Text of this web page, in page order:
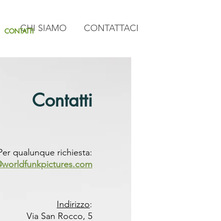
CONTATTICHI SIAMO CONTATTACI
Contatti
qualunque richiesta:
Indirizzo:
Via San Rocco, 5